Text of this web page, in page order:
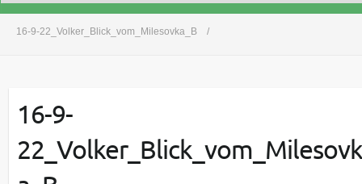
n
16-9-22_Volker_Blick_vom_Milesovka_B
16-9-